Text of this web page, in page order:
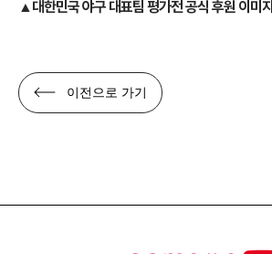
▲대한민국 야구 대표팀 평가전 공식 후원 이미지
이전으로 가기